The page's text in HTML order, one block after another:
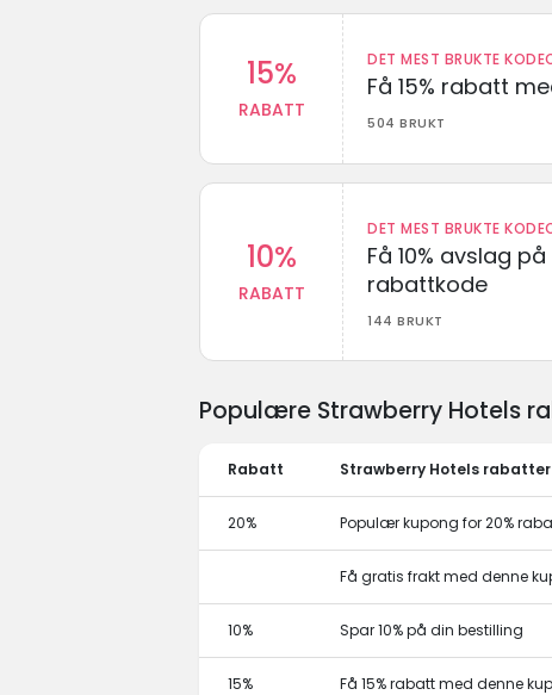
15%
RABATT
DET MEST BRUKTE
Få 15% rabatt
504 BRUKT
10%
RABATT
DET MEST BRUKTE
Få 10% avslag
rabattkode
144 BRUKT
Populære Strawberry Hotels
Rabatt Strawberry Hotels rabatter
20% Populær kupong for 20%
Få gratis frakt med denne
10% Spar 10% på din bestilling
15% Få 15% rabatt med denne